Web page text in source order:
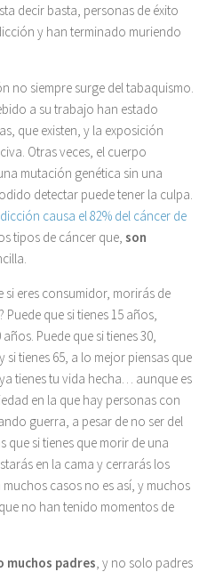
decir basta, personas de éxito
y han terminado muriendo
no siempre surge del tabaquismo.
a su trabajo han estado
que existen, y la exposición
Otras veces, el cuerpo
mutación genética sin una
detectar puede tener la culpa.
causa el 82% del cáncer de
tipos de cáncer que, son
si eres consumidor, morirás de
que si tienes 15 años,
Puede que si tienes 30,
si tienes 65, a lo mejor piensas que
tienes tu vida hecha… aunque es
en la que hay personas con
guerra, a pesar de no ser del
que si tienes que morir de una
en la cama y cerrarás los
casos no es así, y muchos
no han tenido momentos de
muchos padres, y no solo padres